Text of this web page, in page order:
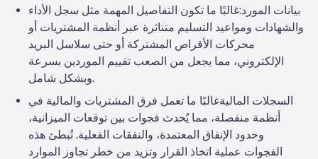
بيانات المورد:غالبًا ما تكون التفاصيل المهمة مثل سجل الأداء
والشهادات ومواعيد التسليم متناثرة عبر أنظمة المشتريات أو
محركات الأقراص المشتركة أو حتى سلاسل البريد
الإلكتروني، مما يجعل من الصعب تقييم الموردين بسرعة
وبشكل شامل.
السجلات الماليةغالبًا ما تعمل فرق المشتريات والمالية في
أنظمة منفصلة، مما يُحدث فجوات بين توقعات الميزانية،
وحدود الإنفاق المعتمدة، والنفقات الفعلية. تُبطئ هذه
الفجوات عملية اتخاذ القرار وتزيد من خطر تجاوز الموارد